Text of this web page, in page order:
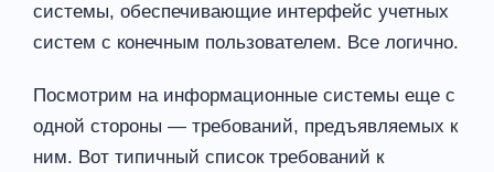
системы, обеспечивающие интерфейс учетных
систем с конечным пользователем. Все логично.
Посмотрим на информационные системы еще с
одной стороны — требований, предъявляемых к
ним. Вот типичный список требований к